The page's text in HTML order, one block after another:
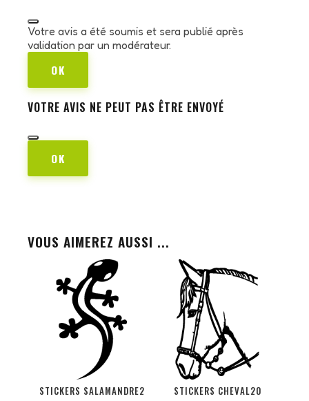
Votre avis a été soumis et sera publié après
validation par un modérateur.
OK
VOTRE AVIS NE PEUT PAS ÊTRE ENVOYÉ
OK
VOUS AIMEREZ AUSSI ...
STICKERS SALAMANDRE2
PERSONNALISER
STICKERS CHEVAL20
PERSONNALISER